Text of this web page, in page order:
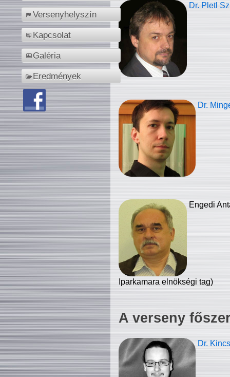
Versenyhelyszín
Kapcsolat
Galéria
Eredmények
Dr. Pletl
Dr.
Engedi
Iparkamara elnökségi tag)
A verseny
Dr.